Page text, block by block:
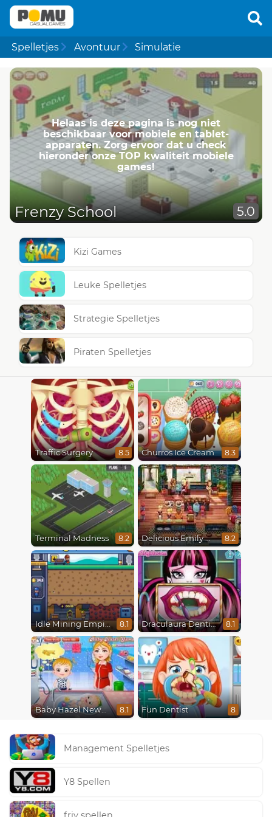
Spelletjes Avontuur Simulatie
Helaas is deze pagina is nog niet
beschikbaar voor mobiele en tablet-
apparaten. Zorg ervoor dat u check
hieronder onze TOP kwaliteit mobiele
games!
Frenzy School 5.0
Kizi Games
Leuke Spelletjes
Strategie Spelletjes
Piraten Spelletjes
Traffic Surgery 8.5 Churros Ice Cream 8.3
Terminal Madness 8.2 Delicious Emily New Beginning 8.2
Idle Mining Empire 8.1 Draculaura Dentist 8.1
Baby Hazel Newborn Vaccination 8.1 Fun Dentist 8
Management Spelletjes
Y8 Spellen